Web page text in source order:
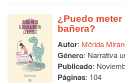
¿Puedo
bañera?
Autor: Mérida
Género: Narrativa
Publicado:
Páginas: 104